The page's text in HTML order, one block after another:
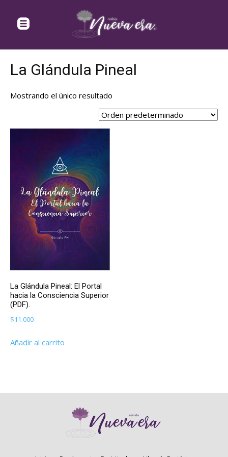
La Glándula Pineal
Mostrando el único resultado
La Glándula Pineal: El Portal
hacia la Consciencia Superior
(PDF).
$11.000
Añadir al carrito